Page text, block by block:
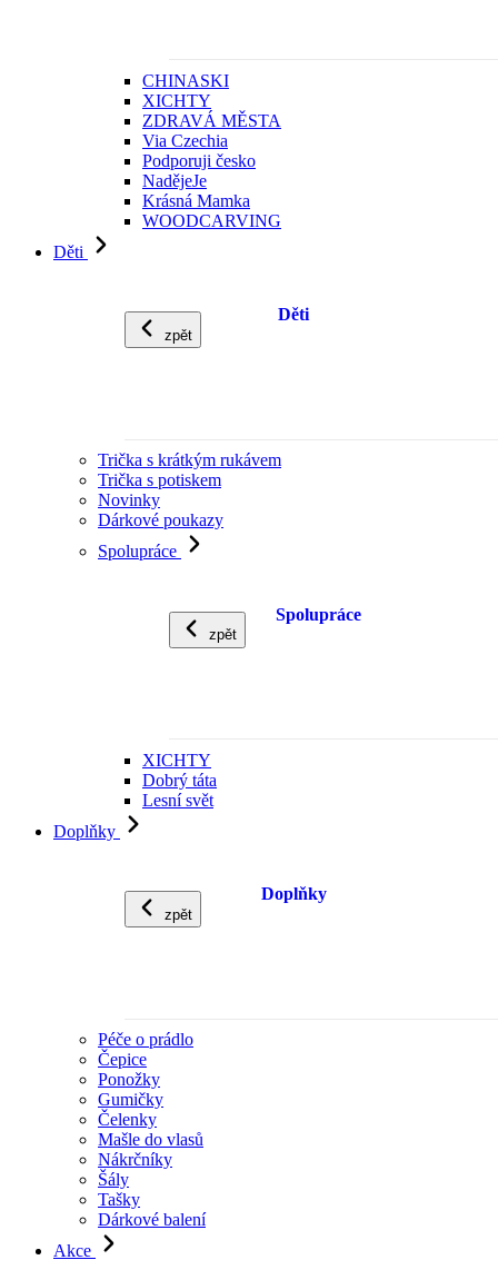
CHINASKI
XICHTY
ZDRAVÁ MĚSTA
Via Czechia
Podporuji česko
NadějeJe
Krásná Mamka
WOODCARVING
Děti
zpět
Děti
Trička s krátkým rukávem
Trička s potiskem
Novinky
Dárkové poukazy
Spolupráce
zpět
Spolupráce
XICHTY
Dobrý táta
Lesní svět
Doplňky
zpět
Doplňky
Péče o prádlo
Čepice
Ponožky
Gumičky
Čelenky
Mašle do vlasů
Nákrčníky
Šály
Tašky
Dárkové balení
Akce